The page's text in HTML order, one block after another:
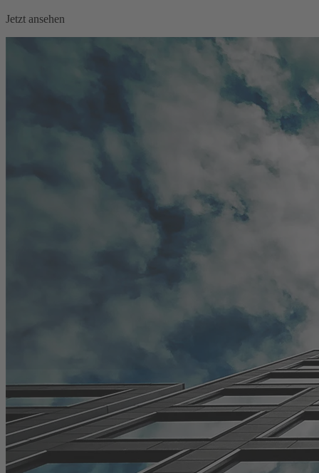
Jetzt ansehen